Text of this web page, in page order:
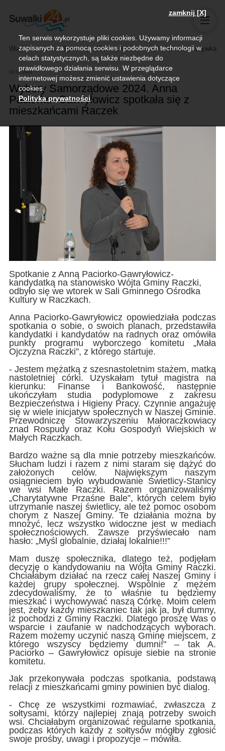
Wiadomości Sport Biznes, rolnictwo Kultura i rozrywka
03.04.2024
Wybory Samorządowe 2024. Anna
Paciorko- Gawryłowicz spotkała się z
mieszkańcami Raczek
Spotkanie z Anną Paciorko-Gawryłowicz-
kandydatką na stanowisko Wójta Gminy Raczki,
odbyło się we wtorek w Sali Gminnego Ośrodka
Kultury w Raczkach.
Anna Paciorko-Gawryłowicz opowiedziała podczas
spotkania o sobie, o swoich planach, przedstawiła
kandydatki i kandydatów na radnych oraz omówiła
punkty programu wyborczego komitetu „Mała
Ojczyzna Raczki”, z którego startuje.
- Jestem mężatką z szesnastoletnim stażem, matką
nastoletniej córki. Uzyskałam tytuł magistra na
kierunku: Finanse i Bankowość, następnie
ukończyłam studia podyplomowe z zakresu
Bezpieczeństwa i Higieny Pracy. Czynnie angażuję
się w wiele inicjatyw społecznych w Naszej Gminie.
Przewodniczę Stowarzyszeniu Małoraczkowiacy
znad Rospudy oraz Kołu Gospodyń Wiejskich w
Małych Raczkach.
Bardzo ważne są dla mnie potrzeby mieszkańców.
Słucham ludzi i razem z nimi staram się dążyć do
założonych celów. Największym naszym
osiągnieciem było wybudowanie Świetlicy-Stanicy
we wsi Małe Raczki. Razem organizowaliśmy
„Charytatywne Przaśne Bale”, których celem było
utrzymanie naszej świetlicy, ale też pomoc osobom
chorym z Naszej Gminy. Te działania można by
mnożyć, lecz wszystko widoczne jest w mediach
społecznościowych. Zawsze przyświecało nam
hasło: „Myśl globalnie, działaj lokalnie!!!”
Mam duszę społecznika, dlatego też, podjęłam
decyzję o kandydowaniu na Wójta Gminy Raczki.
Chciałabym działać na rzecz całej Naszej Gminy i
każdej grupy społecznej. Wspólnie z mężem
zdecydowaliśmy, że to właśnie tu będziemy
mieszkać i wychowywać naszą Córkę. Moim celem
jest, żeby każdy mieszkaniec tak jak ja, był dumny,
iż pochodzi z Gminy Raczki. Dlatego proszę Was o
wsparcie i zaufanie w nadchodzących wyborach.
Razem możemy uczynić naszą Gminę miejscem, z
którego wszyscy będziemy dumni!" – tak A.
Paciorko – Gawryłowicz opisuje siebie na stronie
komitetu.
Jak przekonywała podczas spotkania, podstawą
relacji z mieszkańcami gminy powinien być dialog.
- Chcę ze wszystkimi rozmawiać, zwłaszcza z
sołtysami, którzy najlepiej znają potrzeby swoich
wsi. Chciałabym organizować regularne spotkania,
podczas których każdy z sołtysów mógłby zgłosić
swoje prośby, uwagi i propozycje – mówiła.
zamknij [X]
Ten serwis wykorzystuje pliki cookies. Używamy informacji
zapisanych za pomocą cookies i podobnych technologii w
celach statystycznych, są także niezbędne do
prawidłowego działania serwisu. W przeglądarce
internetowej możesz zmienić ustawienia dotyczące
cookies.
Polityka prywatności.